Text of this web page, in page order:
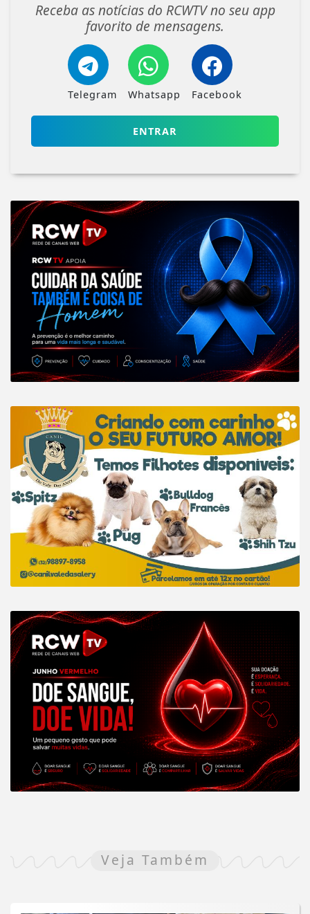
Receba as notícias do RCWTV no seu app
favorito de mensagens.
Telegram Whatsapp Facebook
ENTRAR
Veja Também